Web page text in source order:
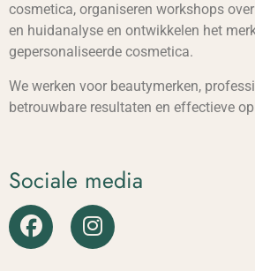
cosmetica, organiseren workshops
en huidanalyse en ontwikkelen het
gepersonaliseerde cosmetica.
We werken voor beautymerken,
betrouwbare resultaten en effectieve
Sociale media